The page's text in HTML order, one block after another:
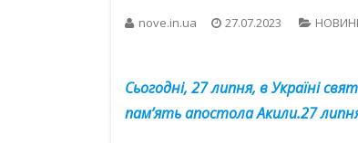
nove.in.ua 27.07.2023
Сьогодні, 27 липня, в Україні
пам’ять апостола Акили.27